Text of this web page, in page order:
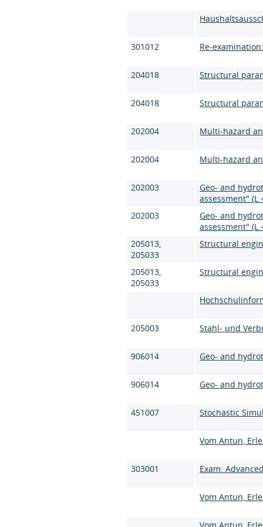
301012 Re-
204018 Structural
204018 Structural
202004 Multi-hazard
202004 Multi-hazard
202003
Geo- and
assessment" (L
202003
Geo- and
assessment" (L
205013,
205033
Structural
205013,
205033
Structural
205003 Stahl- und
906014 Geo- and
906014 Geo- and
451007 Stochastic
Vom Antun,
303001 Exam:
Vom Antun,